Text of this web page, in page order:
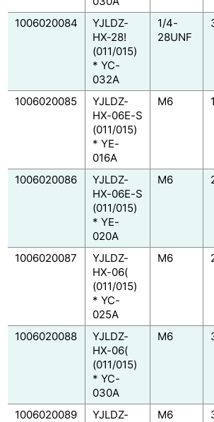
1006020084
YJLDZ-
HX-28!
(011/015)
* YC-
032A
1/4-
28UNF
1006020085
YJLDZ-
HX-06E-S
(011/015)
* YE-
016A
M6
1006020086
YJLDZ-
HX-06E-S
(011/015)
* YE-
020A
M6
1006020087
YJLDZ-
HX-06(
(011/015)
* YC-
025A
M6
1006020088
YJLDZ-
HX-06(
(011/015)
* YC-
030A
M6
1006020089
YJLDZ-
M6